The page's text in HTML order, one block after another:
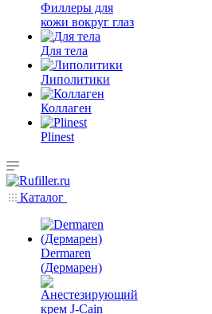
Филлеры для
кожи вокруг глаз
Для тела
Липолитики
Коллаген
Plinest
Каталог
Dermaren
(Дермарен)